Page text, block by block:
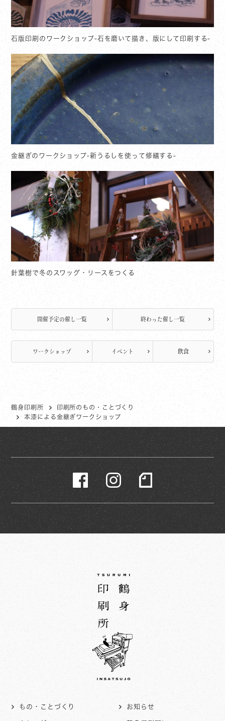
石版印刷のワークショップ-石を磨いて描き、版にして印刷する-
金継ぎのワークショップ-新うるしを使って修繕する-
針葉樹で冬のスワッグ・リースをつくる
開催予定の催し一覧 終わった催し一覧
ワークショップ イベント 飲食
鶴身印刷所
印刷所のもの・ことづくり
本漆による金継ぎワークショップ
もの・ことづくり お知らせ